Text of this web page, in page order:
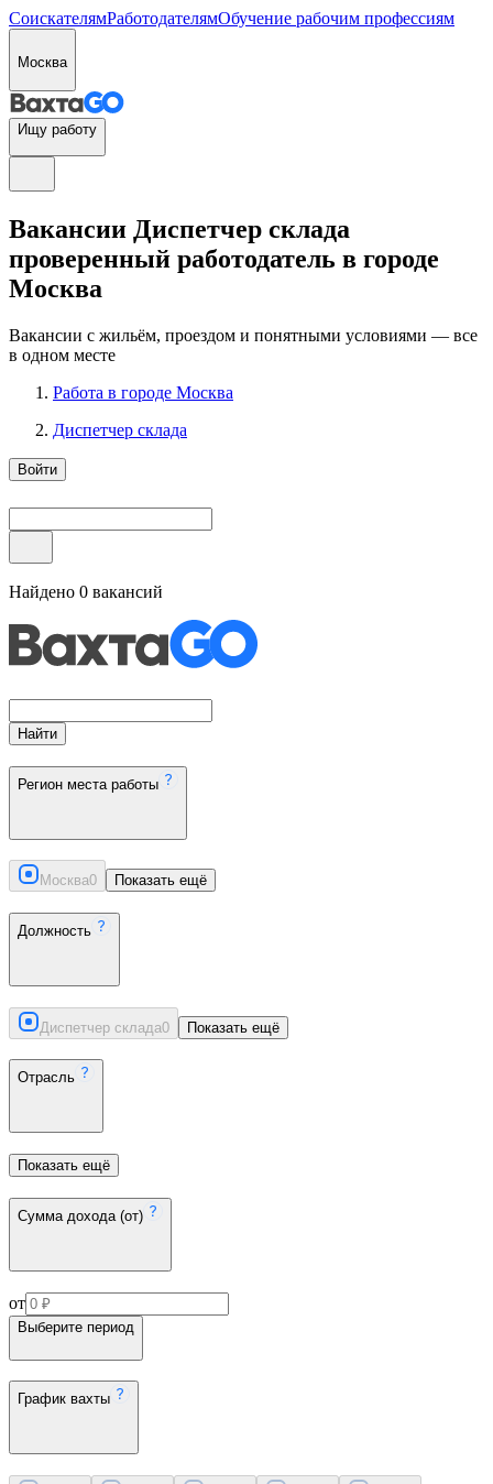
СоискателямРаботодателямОбучение рабочим профессиям
Москва
Ищу работу
Вакансии Диспетчер склада
проверенный работодатель в городе
Москва
Вакансии с жильём, проездом и понятными условиями — все
в одном месте
Работа в городе Москва
Диспетчер склада
Войти
Найдено 0 вакансий
Найти
Регион места работы
Москва0 Показать ещё
Должность
Диспетчер склада0 Показать ещё
Отрасль
Показать ещё
Сумма дохода (от)
от
Выберите период
График вахты